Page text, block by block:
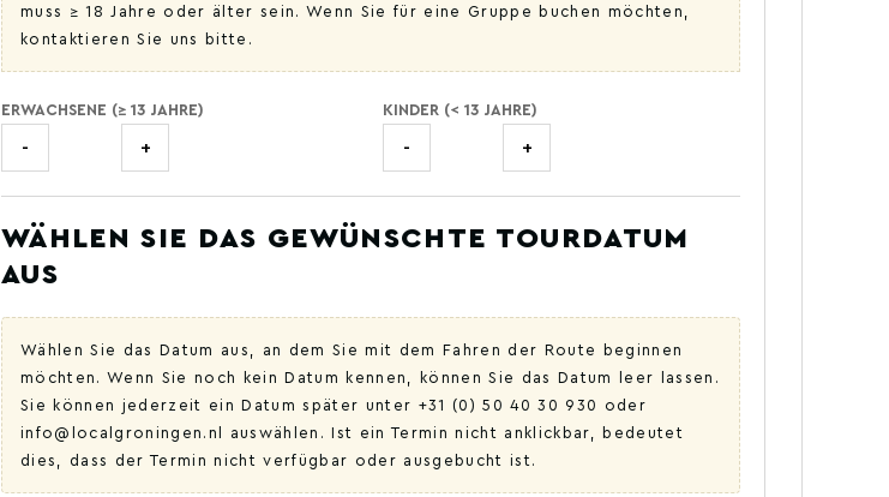
muss ≥ 18 Jahre oder älter sein. Wenn Sie für eine Gruppe buchen möchten,
kontaktieren Sie uns bitte.
ERWACHSENE (≥ 13 JAHRE)
- +
KINDER (< 13 JAHRE)
- +
WÄHLEN SIE DAS GEWÜNSCHTE TOURDATUM
AUS
Wählen Sie das Datum aus, an dem Sie mit dem Fahren der Route beginnen
möchten. Wenn Sie noch kein Datum kennen, können Sie das Datum leer lassen.
Sie können jederzeit ein Datum später unter +31 (0) 50 40 30 930 oder
info@localgroningen.nl auswählen. Ist ein Termin nicht anklickbar, bedeutet
dies, dass der Termin nicht verfügbar oder ausgebucht ist.